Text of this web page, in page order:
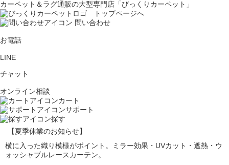
カーペット＆ラグ通販の大型専門店「びっくりカーペット」
問い合わせ
お電話
LINE
チャット
オンライン相談
カート
サポート
探す
【夏季休業のお知らせ】
横に入った織り模様がポイント。ミラー効果・UVカット・遮熱・ウ
ォッシャブルレースカーテン。